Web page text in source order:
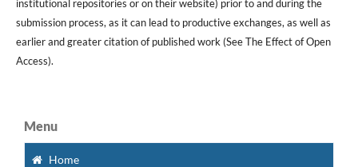
institutional repositories or on their website) prior to and during the
submission process, as it can lead to productive exchanges, as well as
earlier and greater citation of published work (See The Effect of Open
Access).
Menu
Home